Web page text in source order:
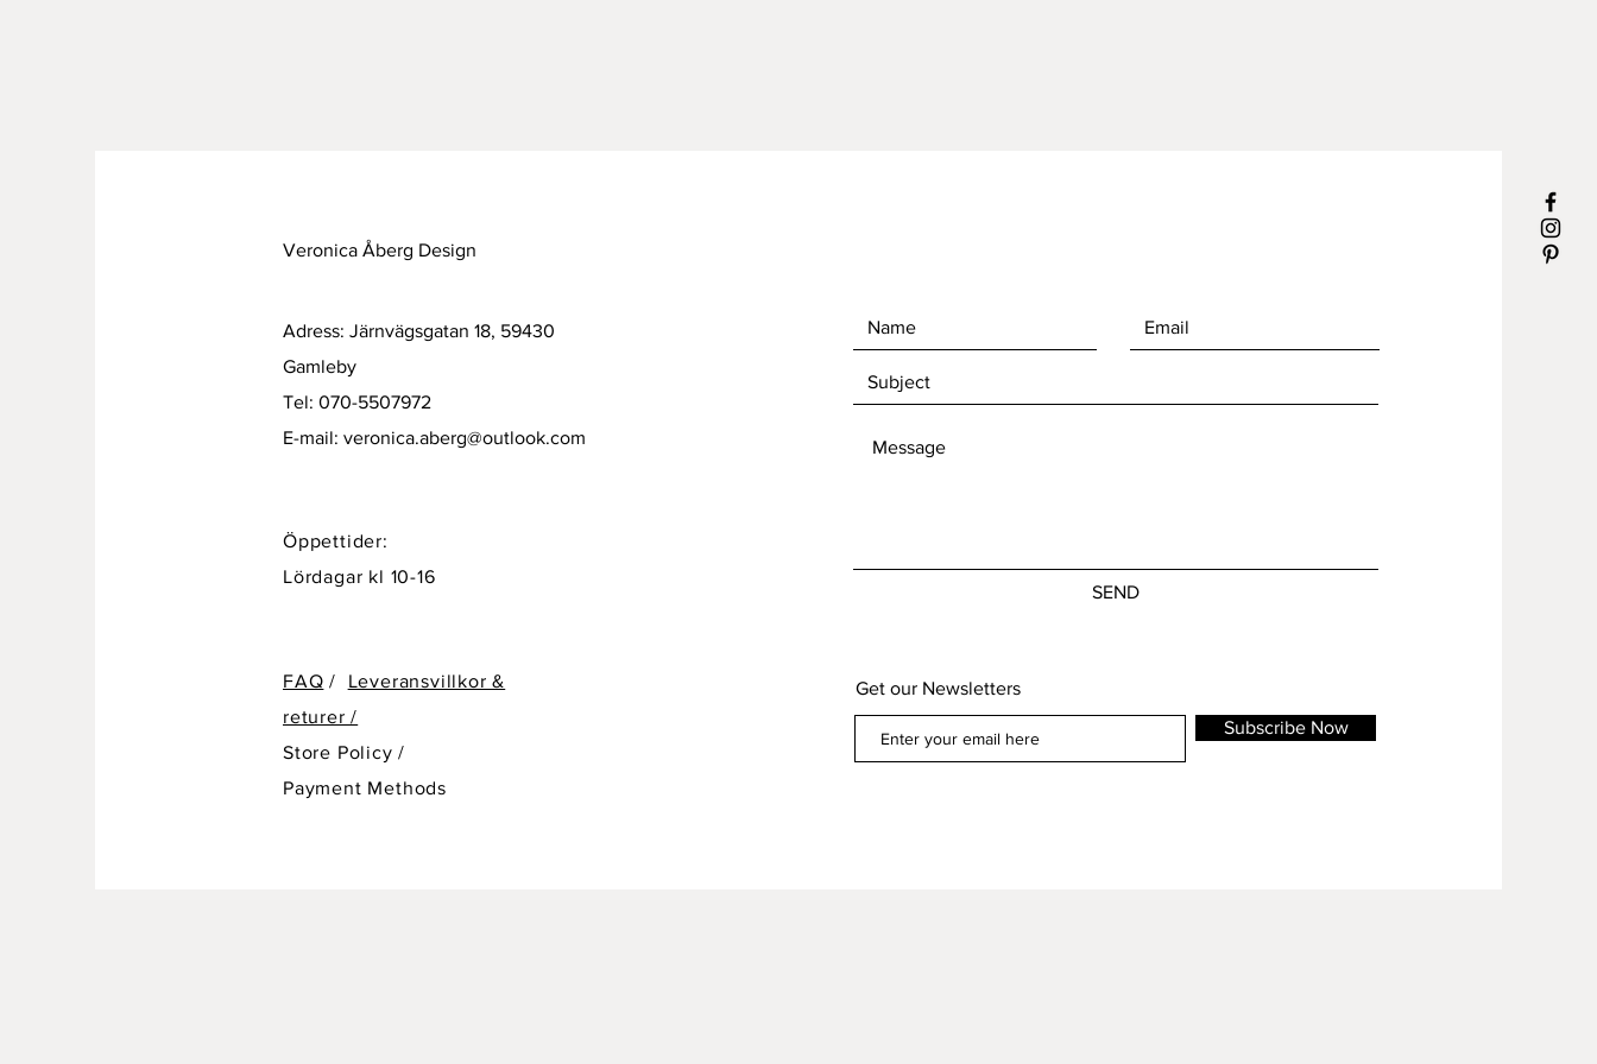
Veronica Åberg Design
Adress: Järnvägsgatan 18, 59430
Gamleby
Tel: 070-5507972
E-mail: veronica.aberg@outlook.com
Öppettider:
Lördagar kl 10-16
FAQ / Leveransvillkor &
returer /
Store Policy/
Payment Methods
SEND
Get our Newsletters
Subscribe Now